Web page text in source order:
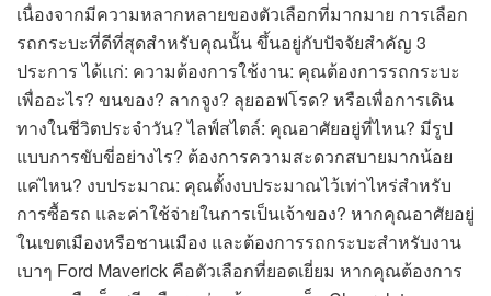
เนื่องจากมีความหลากหลายของตัวเลือกที่มากมาย การเลือก
รถกระบะที่ดีที่สุดสำหรับคุณนั้น ขึ้นอยู่กับปัจจัยสำคัญ 3
ประการ ได้แก่: ความต้องการใช้งาน: คุณต้องการรถกระบะ
เพื่ออะไร? ขนของ? ลากจูง? ลุยออฟโรด? หรือเพื่อการเดิน
ทางในชีวิตประจำวัน? ไลฟ์สไตล์: คุณอาศัยอยู่ที่ไหน? มีรูป
แบบการขับขี่อย่างไร? ต้องการความสะดวกสบายมากน้อย
แค่ไหน? งบประมาณ: คุณตั้งงบประมาณไว้เท่าไหร่สำหรับ
การซื้อรถ และค่าใช้จ่ายในการเป็นเจ้าของ? หากคุณอาศัยอยู่
ในเขตเมืองหรือชานเมือง และต้องการรถกระบะสำหรับงาน
เบาๆ Ford Maverick คือตัวเลือกที่ยอดเยี่ยม หากคุณต้องการ